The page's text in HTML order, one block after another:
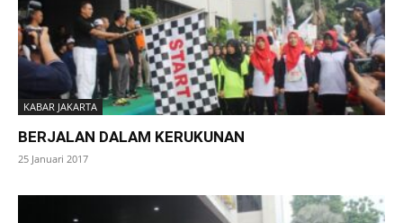
KABAR JAKARTA
BERJALAN DALAM KERUKUNAN
25 Januari 2017